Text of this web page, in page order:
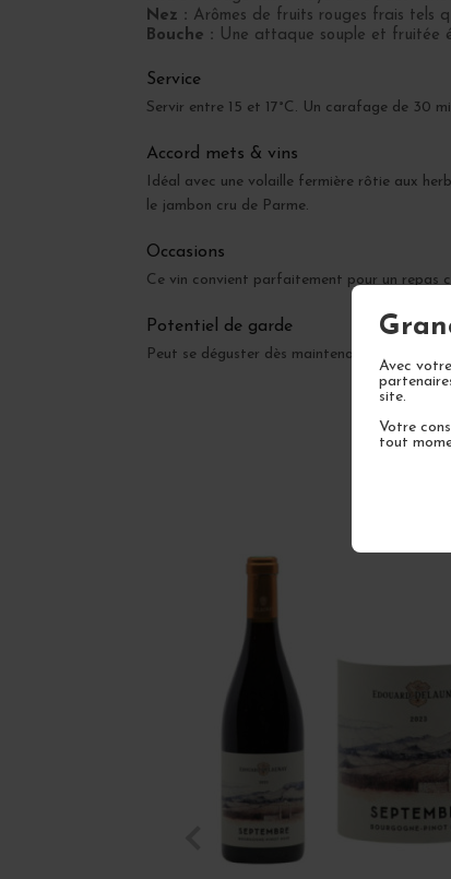
Avec
site.
Votre
tout
Nez : Arômes de fruits rouges frais tels
Bouche : Une attaque souple et fruitée
Service
Servir entre 15 et 17°C. Un carafage de 30
Accord mets & vins
Idéal avec une volaille fermière rôtie aux
le jambon cru de Parme.
Occasions
Ce vin convient parfaitement pour un repas
Potentiel de garde
Peut se déguster dès maintenant mais